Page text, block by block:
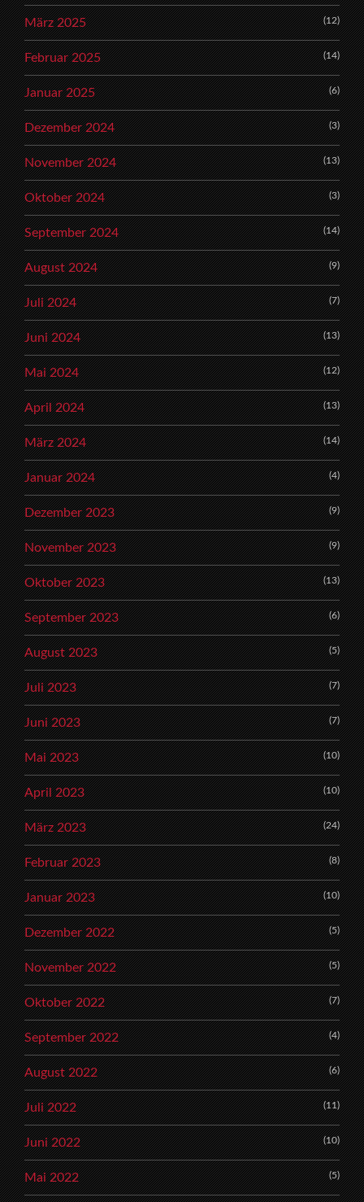
März 2025 (12)
Februar 2025 (14)
Januar 2025 (6)
Dezember 2024 (3)
November 2024 (13)
Oktober 2024 (3)
September 2024 (14)
August 2024 (9)
Juli 2024 (7)
Juni 2024 (13)
Mai 2024 (12)
April 2024 (13)
März 2024 (14)
Januar 2024 (4)
Dezember 2023 (9)
November 2023 (9)
Oktober 2023 (13)
September 2023 (6)
August 2023 (5)
Juli 2023 (7)
Juni 2023 (7)
Mai 2023 (10)
April 2023 (10)
März 2023 (24)
Februar 2023 (8)
Januar 2023 (10)
Dezember 2022 (5)
November 2022 (5)
Oktober 2022 (7)
September 2022 (4)
August 2022 (6)
Juli 2022 (11)
Juni 2022 (10)
Mai 2022 (5)